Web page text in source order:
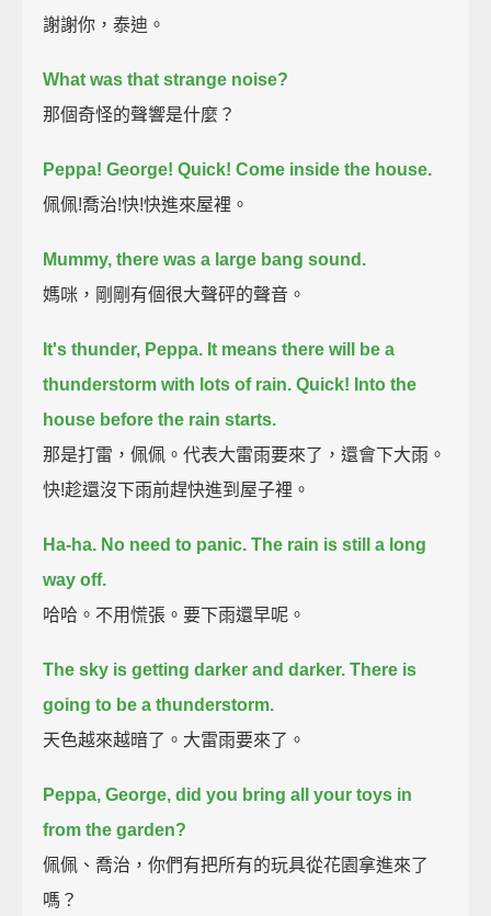
謝謝你，泰迪。
What was that strange noise?
那個奇怪的聲響是什麼？
Peppa! George! Quick! Come inside the house.
佩佩!喬治!快!快進來屋裡。
Mummy, there was a large bang sound.
媽咪，剛剛有個很大聲砰的聲音。
It's thunder, Peppa. It means there will be a
thunderstorm with lots of rain. Quick! Into the
house before the rain starts.
那是打雷，佩佩。代表大雷雨要來了，還會下大雨。
快!趁還沒下雨前趕快進到屋子裡。
Ha-ha. No need to panic. The rain is still a long
way off.
哈哈。不用慌張。要下雨還早呢。
The sky is getting darker and darker. There is
going to be a thunderstorm.
天色越來越暗了。大雷雨要來了。
Peppa, George, did you bring all your toys in
from the garden?
佩佩、喬治，你們有把所有的玩具從花園拿進來了
嗎？